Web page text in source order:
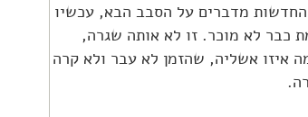
מדברים על הסבב הבא, עכשיו
כבר לא מוכר. זו לא אותה שגרה,
איזו אשליה, שהזמן לא עבר ולא קרה